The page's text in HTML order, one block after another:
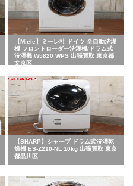
【Miele】ミーレ社 ドイツ 全自動洗濯
機 フロントローダー洗濯機/ドラム式
洗濯機 W5820 WPS 出張買取 東京都
文京区
【SHARP】シャープ ドラム式洗濯乾
燥機 ES-Z210-NL 10kg 出張買取 東京
都品川区